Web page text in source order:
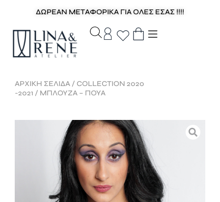
ΔΩΡΕΑΝ ΜΕΤΑΦΟΡΙΚΑ ΓΙΑ ΟΛΕΣ ΕΣΑΣ !!!!
ΑΡΧΙΚΉ ΣΕΛΊΔΑ / COLLECTION 2020
-2021 / ΜΠΛΟΥΖΑ – ΠΟΥΑ